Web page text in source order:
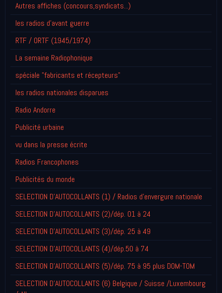
Autres affiches (concours,syndicats...)
les radios d'avant guerre
RTF / ORTF (1945/1974)
La semaine Radiophonique
spéciale "fabricants et récepteurs"
les radios nationales disparues
Radio Andorre
Publicité urbaine
vu dans la presse écrite
Radios Francophones
Publicités du monde
SELECTION D'AUTOCOLLANTS (1) / Radios d'envergure nationale
SELECTION D'AUTOCOLLANTS (2)/dép. 01 à 24
SELECTION D'AUTOCOLLANTS (3)/dép. 25 à 49
SELECTION D'AUTOCOLLANTS (4)/dép.50 à 74
SELECTION D'AUTOCOLLANTS (5)/dép. 75 à 95 plus DOM-TOM
SELECTION D'AUTOCOLLANTS (6) Belgique / Suisse /Luxembourg